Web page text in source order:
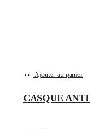
Ajouter au panier
CASQUE